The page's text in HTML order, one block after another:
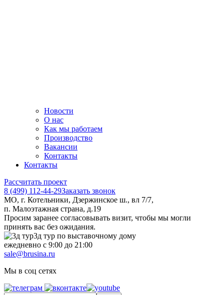
Новости
О нас
Как мы работаем
Производство
Вакансии
Контакты
Контакты
Рассчитать проект
8 (499) 112-44-29Заказать звонок
МО, г. Котельники, Дзержинское ш., вл 7/7,
п. Малоэтажная страна, д.19
Просим заранее согласовывать визит, чтобы мы могли
принять вас без ожидания.
3д тур по выставочному дому
ежедневно с 9:00 до 21:00
sale@brusina.ru
Мы в соц сетях